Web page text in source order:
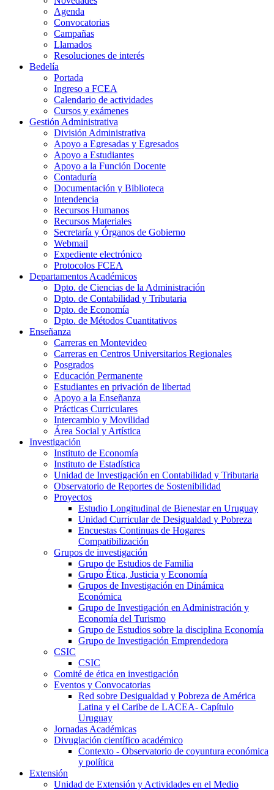
Agenda
Convocatorias
Campañas
Llamados
Resoluciones de interés
Bedelía
Portada
Ingreso a FCEA
Calendario de actividades
Cursos y exámenes
Gestión Administrativa
División Administrativa
Apoyo a Egresadas y Egresados
Apoyo a Estudiantes
Apoyo a la Función Docente
Contaduría
Documentación y Biblioteca
Intendencia
Recursos Humanos
Recursos Materiales
Secretaría y Órganos de Gobierno
Webmail
Expediente electrónico
Protocolos FCEA
Departamentos Académicos
Dpto. de Ciencias de la Administración
Dpto. de Contabilidad y Tributaria
Dpto. de Economía
Dpto. de Métodos Cuantitativos
Enseñanza
Carreras en Montevideo
Carreras en Centros Universitarios Regionales
Posgrados
Educación Permanente
Estudiantes en privación de libertad
Apoyo a la Enseñanza
Prácticas Curriculares
Intercambio y Movilidad
Área Social y Artística
Investigación
Instituto de Economía
Instituto de Estadística
Unidad de Investigación en Contabilidad y Tributaria
Observatorio de Reportes de Sostenibilidad
Proyectos
Estudio Longitudinal de Bienestar en Uruguay
Unidad Curricular de Desigualdad y Pobreza
Encuestas Continuas de Hogares
Compatibilización
Grupos de investigación
Grupo de Estudios de Familia
Grupo Ética, Justicia y Economía
Grupos de Investigación en Dinámica
Económica
Grupo de Investigación en Administración y
Economía del Turismo
Grupo de Estudios sobre la disciplina Economía
Grupo de Investigación Emprendedora
CSIC
CSIC
Comité de ética en investigación
Eventos y Convocatorias
Red sobre Desigualdad y Pobreza de América
Latina y el Caribe de LACEA- Capítulo
Uruguay
Jornadas Académicas
Divuglación científico académico
Contexto - Observatorio de coyuntura económica
y política
Extensión
Unidad de Extensión y Actividades en el Medio